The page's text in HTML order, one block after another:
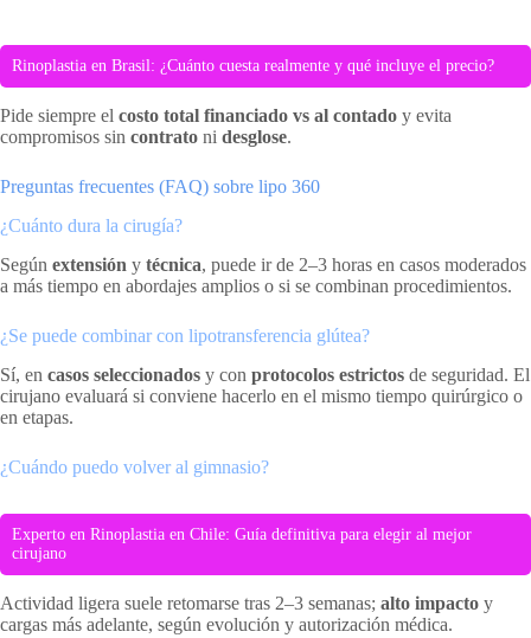
Rinoplastia en Brasil: ¿Cuánto cuesta realmente y qué incluye el precio?
Pide siempre el costo total financiado vs al contado y evita
compromisos sin contrato ni desglose.
Preguntas frecuentes (FAQ) sobre lipo 360
¿Cuánto dura la cirugía?
Según extensión y técnica, puede ir de 2–3 horas en casos moderados
a más tiempo en abordajes amplios o si se combinan procedimientos.
¿Se puede combinar con lipotransferencia glútea?
Sí, en casos seleccionados y con protocolos estrictos de seguridad. El
cirujano evaluará si conviene hacerlo en el mismo tiempo quirúrgico o
en etapas.
¿Cuándo puedo volver al gimnasio?
Experto en Rinoplastia en Chile: Guía definitiva para elegir al mejor
cirujano
Actividad ligera suele retomarse tras 2–3 semanas; alto impacto y
cargas más adelante, según evolución y autorización médica.